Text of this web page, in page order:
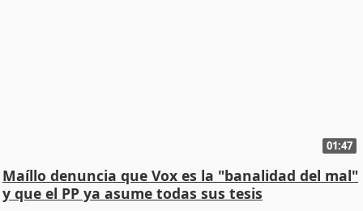
01:47
Maíllo denuncia que Vox es la "banalidad del mal"
y que el PP ya asume todas sus tesis